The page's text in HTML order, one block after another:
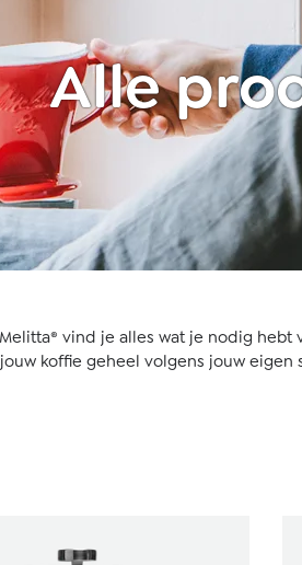
Alle
vind je alles wat je nodig
koffie geheel volgens jouw